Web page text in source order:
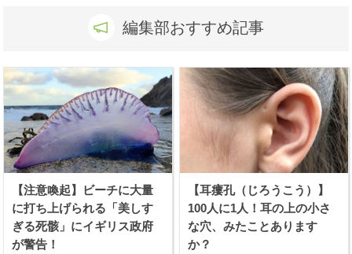
編集部おすすめ記事
【注意喚起】ビーチに大量
に打ち上げられる「美しす
ぎる死骸」にイギリス政府
が警告！
【耳瘻孔（じろうこう）】
100人に1人！耳の上の小さ
な穴、みたことあります
か？